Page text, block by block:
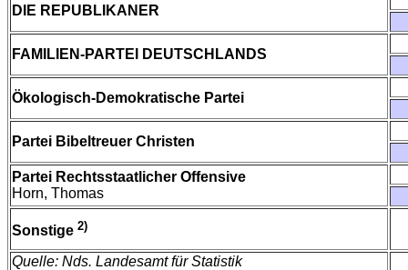
DIE REPUBLIKANER
FAMILIEN-PARTEI DEUTSCHLANDS
Ökologisch-Demokratische Partei
Partei Bibeltreuer Christen
Partei Rechtsstaatlicher Offensive
Horn, Thomas
Sonstige 2)
Quelle: Nds. Landesamt für Statistik